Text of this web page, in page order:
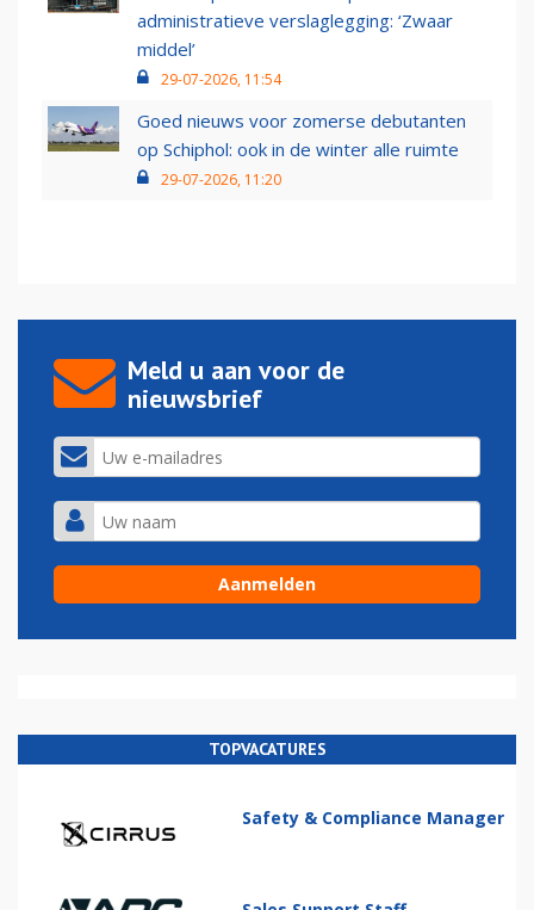
administratieve verslaglegging: ‘Zwaar
middel’
29-07-2026, 11:54
Goed nieuws voor zomerse debutanten
op Schiphol: ook in de winter alle ruimte
29-07-2026, 11:20
Meld u aan voor de
nieuwsbrief
TOPVACATURES
Safety & Compliance Manager